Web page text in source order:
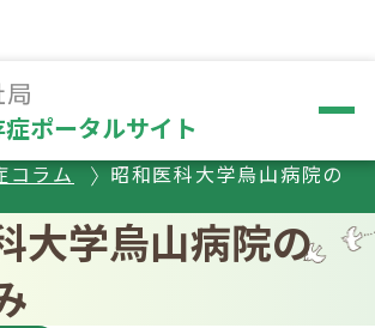
ポータルサイト
コラム
昭和医科大学烏山病院の
大学烏山病院の